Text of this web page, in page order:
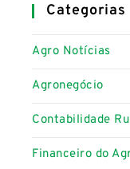
Categorias
Agro Notícias
Agronegócio
Contabilidade
Financeiro do